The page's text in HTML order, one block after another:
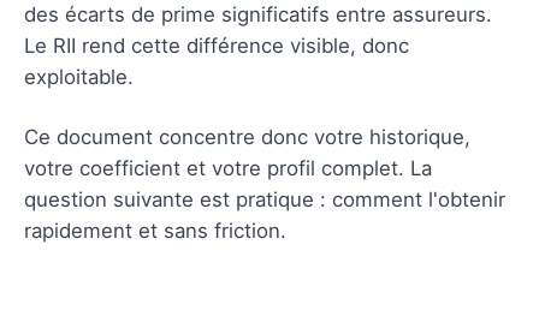
des écarts de prime significatifs entre assureurs.
Le RII rend cette différence visible, donc
exploitable.
Ce document concentre donc votre historique,
votre coefficient et votre profil complet. La
question suivante est pratique : comment l'obtenir
rapidement et sans friction.